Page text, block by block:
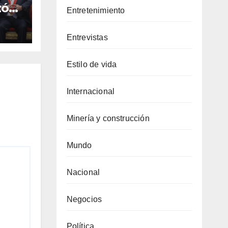
Entretenimiento
Entrevistas
Estilo de vida
Internacional
Minería y construcción
Mundo
Nacional
Negocios
Política